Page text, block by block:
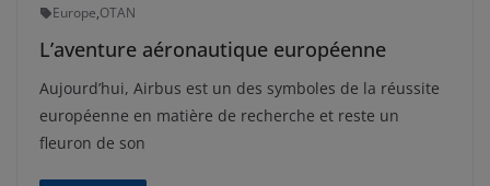
Europe,OTAN
L’aventure aéronautique européenne
Aujourd’hui, Airbus est un des symboles de la réussite
européenne en matière de recherche et reste un
fleuron de son